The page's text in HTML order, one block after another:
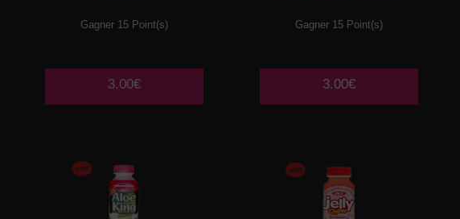
Gagner 15 Point(s)
3.00€
Gagner 15 Point(s)
3.00€